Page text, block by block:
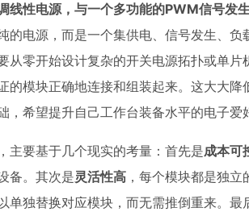
性电源，与一个多功能的PWM信号发
的电源，而是一个集供电、信号发生、负
从零开始设计复杂的开关电源拓扑或单
的模块正确地连接和组装起来。这大大
，希望提升自己工作台装备水平的电子爱
主要基于几个现实的考量：首先是成本可
备。其次是灵活性高 ，每个模块都是独
单独替换对应模块，而无需推倒重来。最